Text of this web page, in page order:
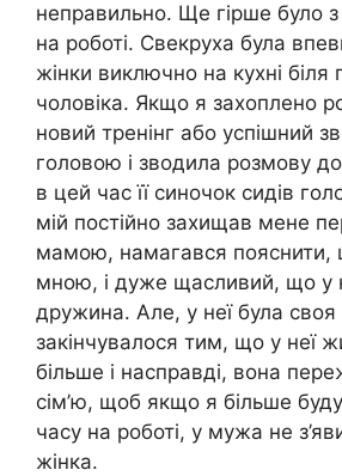
неправильно. Ще гірше було з
на роботі. Свекруха була
жінки виключно на кухні біля
чоловіка. Якщо я захоплено
новий тренінг або успішний
головою і зводила розмову
в цей час її синочок сидів
мій постійно захищав мене
мамою, намагався пояснити,
мною, і дуже щасливий, що у
дружина. Але, у неї була
закінчувалося тим, що у неї
більше і насправді, вона
сім’ю, щоб якщо я більше
часу на роботі, у мужа не
жінка.